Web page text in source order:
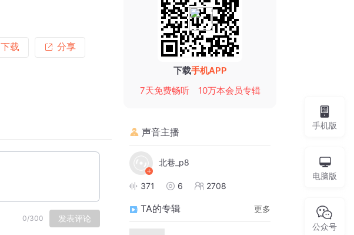
下载 分享
0/300 发表评论
下载手机APP
7天免费畅听
10万本会员专辑
声音主播
北巷_p8
371 6 2708
TA的专辑 更多
手机版
电脑版
公众号